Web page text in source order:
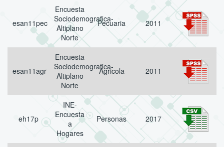
esan11pec
Encuesta
Sociodemografica-
Altiplano
Norte
Pecuaria 2011
esan11agr
Encuesta
Sociodemografica-
Altiplano
Norte
Agricola 2011
eh17p
INE-
Encuesta
a
Hogares
Personas 2017